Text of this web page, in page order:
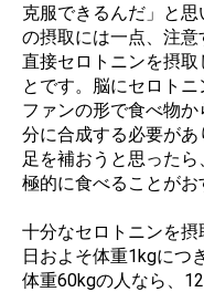
克服できるんだ」と
の摂取には一点、注意
直接セロトニンを摂
とです。脳にセロト
ファンの形で食べ物
分に合成する必要が
足を補おうと思った
極的に食べることがお
十分なセロトニンを
日およそ体重1kgにつ
体重60kgの人なら、